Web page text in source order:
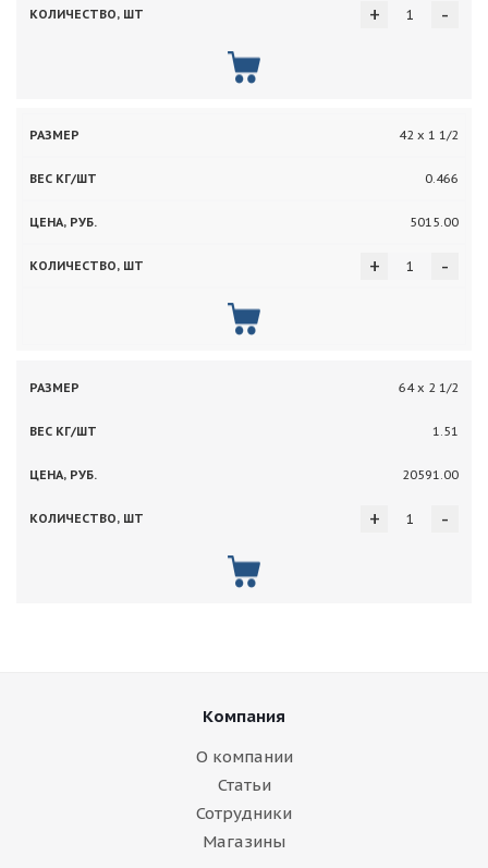
-
+
42 х 1 1/2
0.466
5015.00
-
+
64 х 2 1/2
1.51
20591.00
-
+
Компания
О компании
Статьи
Сотрудники
Магазины